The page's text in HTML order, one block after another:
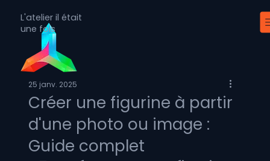
L'atelier il était
une fois
Créer une figurine à partir
d'une photo ou image :
Guide complet
25 janv. 2025